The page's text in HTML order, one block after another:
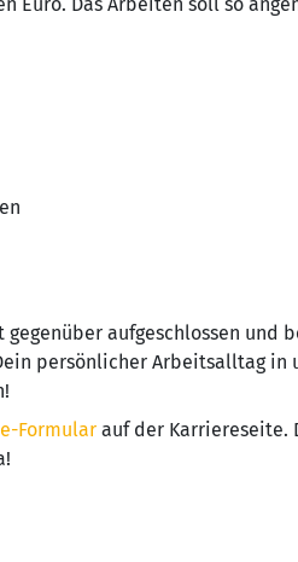
aufgeschlossen und
persönlicher Arbeitsalltag in
Formular auf der Karriereseite.